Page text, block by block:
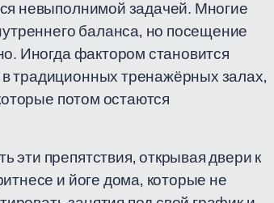
невыполнимой задачей. Многие
баланса, но посещение
Иногда фактором становится
традиционных тренажёрных залах,
потом остаются
эти препятствия, открывая двери к
и йоге дома, которые не